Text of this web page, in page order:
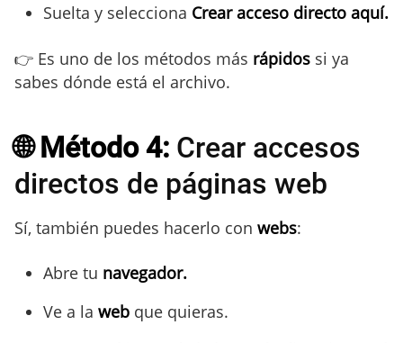
Suelta y selecciona Crear acceso directo aquí.
👉 Es uno de los métodos más rápidos si ya
sabes dónde está el archivo.
🌐 Método 4: Crear accesos
directos de páginas web
Sí, también puedes hacerlo con webs:
Abre tu navegador.
Ve a la web que quieras.